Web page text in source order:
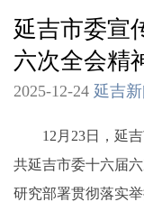
延吉市委宣
六次全会精
2025-12-24 延吉新
12月23日，延吉
共延吉市委十六届
研究部署贯彻落实